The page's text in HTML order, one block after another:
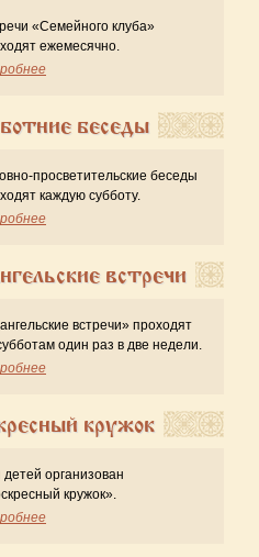
«Семейного клуба»
ежемесячно.
беседы
просветительские беседы
каждую субботу.
встречи
встречи» проходят
один раз в две недели.
кружок
организован
кружок».